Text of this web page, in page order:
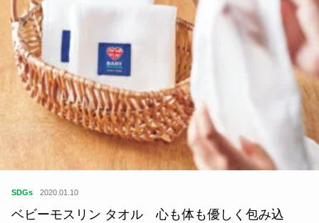
SDGs 2020.01.10
ベビーモスリン タオル 心も体も優しく包み込